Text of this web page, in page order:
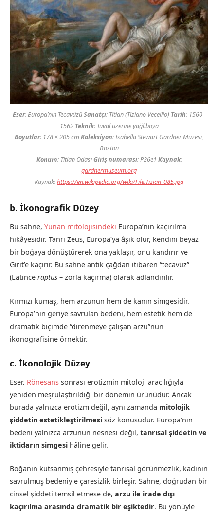
Eser:Europa’nın TecavüzüSanatçı: Titian (Tiziano Vecellio) Tarih: 1560–
1562 Teknik: Tuval üzerine yağlıboya
Boyutlar: 178 × 205 cmKoleksiyon: Isabella Stewart Gardner Müzesi,
Boston
Konum: Titian OdasıGiriş numarası: P26e1 Kaynak:
gardnermuseum.org
Kaynak:https://en.wikipedia.org/wiki/File:Tizian_085.jpg
b. İkonografik Düzey
Bu sahne, Yunan mitolojisindeki Europa’nın kaçırılma
hikâyesidir. Tanrı Zeus, Europa’ya âşık olur, kendini beyaz
bir boğaya dönüştürerek ona yaklaşır, onu kandırır ve
Girit’e kaçırır. Bu sahne antik çağdan itibaren “tecavüz”
(Latince raptus – zorla kaçırma) olarak adlandırılır.
Kırmızı kumaş, hem arzunun hem de kanın simgesidir.
Europa’nın geriye savrulan bedeni, hem estetik hem de
dramatik biçimde “direnmeye çalışan arzu”nun
ikonografisine örnektir.
c. İkonolojik Düzey
Eser, Rönesans sonrası erotizmin mitoloji aracılığıyla
yeniden meşrulaştırıldığı bir dönemin ürünüdür. Ancak
burada yalnızca erotizm değil, aynı zamanda mitolojik
şiddetin estetikleştirilmesi söz konusudur. Europa’nın
bedeni yalnızca arzunun nesnesi değil, tanrısal şiddetin ve
iktidarın simgesi hâline gelir.
Boğanın kutsanmış çehresiyle tanrısal görünmezlik, kadının
savrulmuş bedeniyle çaresizlik birleşir. Sahne, doğrudan bir
cinsel şiddeti temsil etmese de, arzu ile irade dışı
kaçırılma arasında dramatik bir eşiktedir. Bu yönüyle